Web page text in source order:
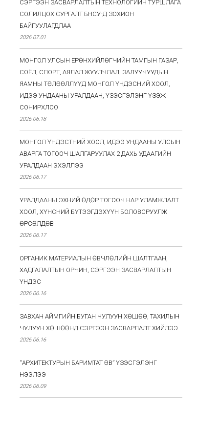
СЭРГЭЭН ЗАСВАРЛАЛТЫН ТЕХНОЛОГИЙН ТУРШЛАГА
СОЛИЛЦОХ СУРГАЛТ БНСУ-Д ЗОХИОН
БАЙГУУЛАГДЛАА
2026.07.01
МОНГОЛ УЛСЫН ЕРӨНХИЙЛӨГЧИЙН ТАМГЫН ГАЗАР,
СОЁЛ, СПОРТ, АЯЛАЛ ЖУУЛЧЛАЛ, ЗАЛУУЧУУДЫН
ЯАМНЫ ТӨЛӨӨЛЛҮҮД МОНГОЛ ҮНДЭСНИЙ ХООЛ,
ИДЭЭ УНДААНЫ УРАЛДААН, ҮЗЭСГЭЛЭНГ ҮЗЭЖ
СОНИРХЛОО
2026.06.18
МОНГОЛ ҮНДЭСТНИЙ ХООЛ, ИДЭЭ УНДААНЫ УЛСЫН
АВАРГА ТОГООЧ ШАЛГАРУУЛАХ 2 ДАХЬ УДААГИЙН
УРАЛДААН ЭХЭЛЛЭЭ
2026.06.17
УРАЛДААНЫ ЭХНИЙ ӨДӨР ТОГООЧ НАР УЛАМЖЛАЛТ
ХООЛ, ХҮНСНИЙ БҮТЭЭГДЭХҮҮН БОЛОВСРУУЛЖ
ӨРСӨЛДӨВ
2026.06.17
ОРГАНИК МАТЕРИАЛЫН ӨВЧЛӨЛИЙН ШАЛТГААН,
ХАДГАЛАЛТЫН ОРЧИН, СЭРГЭЭН ЗАСВАРЛАЛТЫН
ҮНДЭС
2026.06.16
ЗАВХАН АЙМГИЙН БУГАН ЧУЛУУН ХӨШӨӨ, ТАХИЛЫН
ЧУЛУУН ХӨШӨӨНД СЭРГЭЭН ЗАСВАРЛАЛТ ХИЙЛЭЭ
2026.06.16
“АРХИТЕКТУРЫН БАРИМТАТ ӨВ” ҮЗЭСГЭЛЭНГ
НЭЭЛЭЭ
2026.06.09